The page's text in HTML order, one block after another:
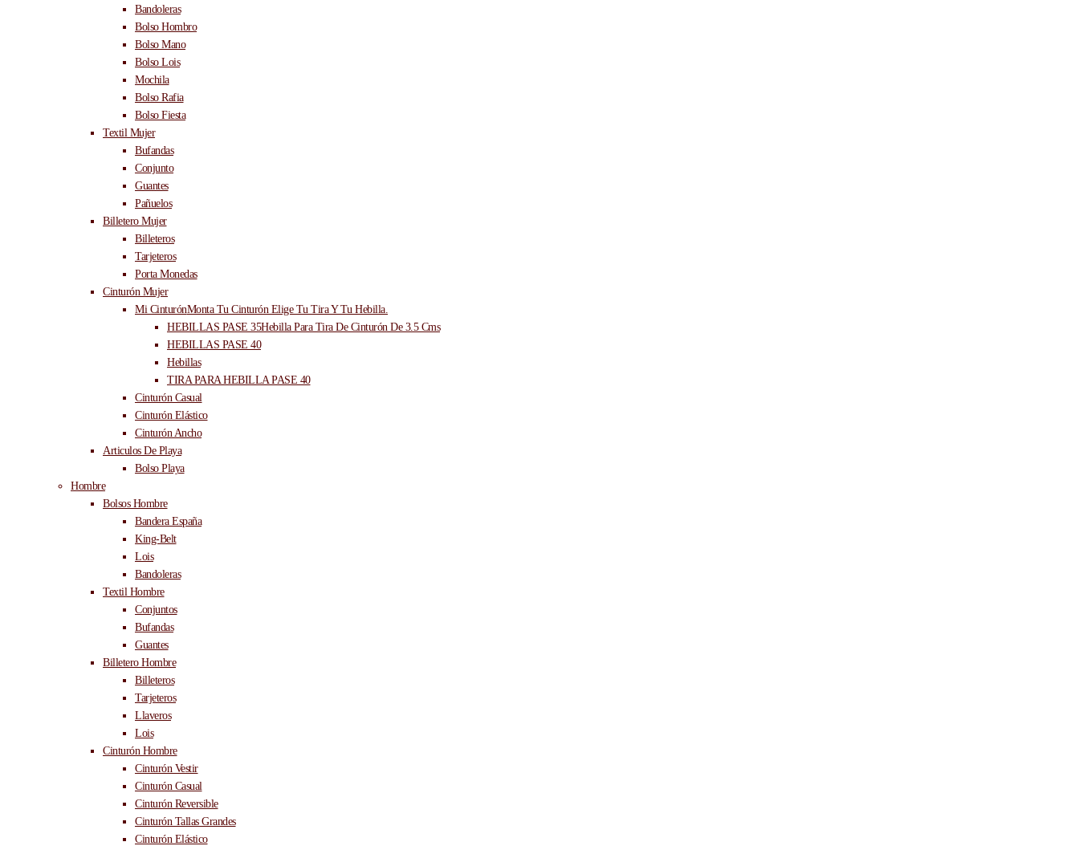
Bandoleras
Bolso Hombro
Bolso Mano
Bolso Lois
Mochila
Bolso Rafia
Bolso Fiesta
Textil Mujer
Bufandas
Conjunto
Guantes
Pañuelos
Billetero Mujer
Billeteros
Tarjeteros
Porta Monedas
Cinturón Mujer
Mi CinturónMonta Tu Cinturón Elige Tu Tira Y Tu Hebilla.
HEBILLAS PASE 35Hebilla Para Tira De Cinturón De 3.5 Cms
HEBILLAS PASE 40
Hebillas
TIRA PARA HEBILLA PASE 40
Cinturón Casual
Cinturón Elástico
Cinturón Ancho
Articulos De Playa
Bolso Playa
Hombre
Bolsos Hombre
Bandera España
King-Belt
Lois
Bandoleras
Textil Hombre
Conjuntos
Bufandas
Guantes
Billetero Hombre
Billeteros
Tarjeteros
Llaveros
Lois
Cinturón Hombre
Cinturón Vestir
Cinturón Casual
Cinturón Reversible
Cinturón Tallas Grandes
Cinturón Elástico